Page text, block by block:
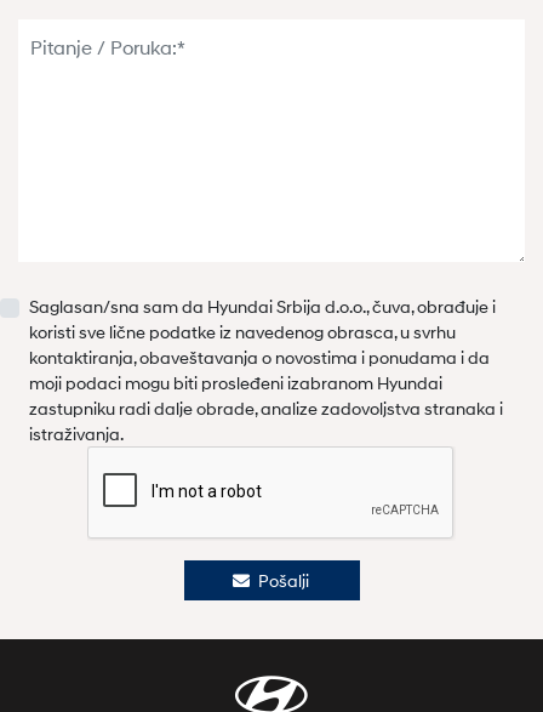
Saglasan/sna sam da Hyundai Srbija d.o.o., čuva, obrađuje i
koristi sve lične podatke iz navedenog obrasca, u svrhu
kontaktiranja, obaveštavanja o novostima i ponudama i da
moji podaci mogu biti prosleđeni izabranom Hyundai
zastupniku radi dalje obrade, analize zadovoljstva stranaka i
istraživanja.
Pošalji